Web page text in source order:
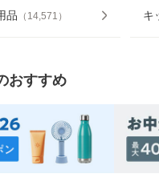
品 （ 14,571 ） キ
おすすめ